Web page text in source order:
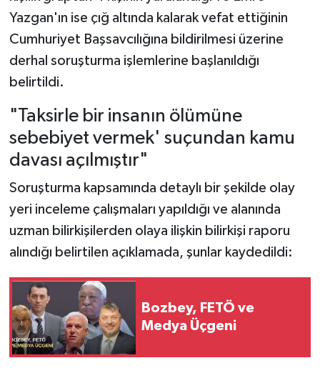
Yazgan'ın ise çığ altında kalarak vefat ettiğinin
Cumhuriyet Başsavcılığına bildirilmesi üzerine
derhal soruşturma işlemlerine başlanıldığı
belirtildi.
"Taksirle bir insanın ölümüne
sebebiyet vermek' suçundan kamu
davası açılmıştır"
Soruşturma kapsamında detaylı bir şekilde olay
yeri inceleme çalışmaları yapıldığı ve alanında
uzman bilirkişilerden olaya ilişkin bilirkişi raporu
alındığı belirtilen açıklamada, şunlar kaydedildi:
Bozbey, FETÖ ve
Medya Üçgeni